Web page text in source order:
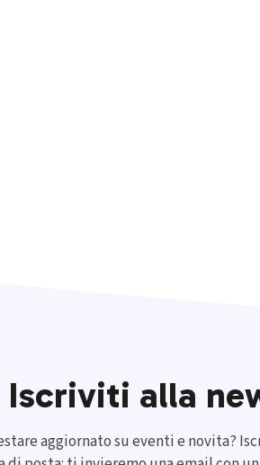
Iscriviti alla
aggiornato su eventi e novita?